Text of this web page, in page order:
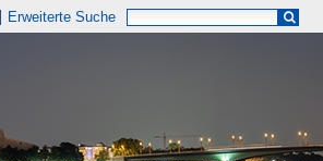
Erweiterte Suche